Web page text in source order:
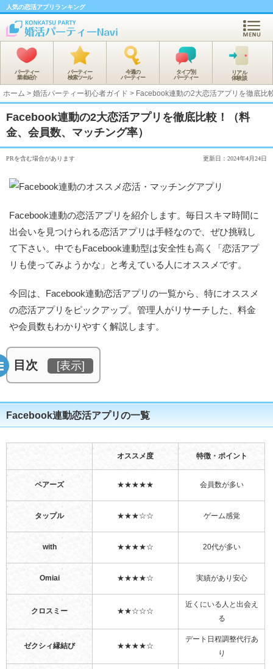
人気の恋活アプリランキング
パーティー
業者紹介
パーティー
検索ツール
今週の
パーティー
タイプ別
パーティー
リアル
体験談
ホーム > 婚活パーティー初心者ガイド > Facebook連動の2大恋活アプリを徹底比
Facebook連動の2大恋活アプリを徹底比較！（料
金、会員数、マッチング率）
PRを含む場合があります 更新日：2024年4月24日
Facebook連動の恋活アプリを紹介します。毎日スキマ時間に
出会いを見つけられる恋活アプリは手軽なので、ぜひ挑戦し
て下さい。中でもFacebook連動型は安全性も高く「恋活アプ
リも使ってみようかな」と考えている人にオススメです。
今回は、Facebook連動恋活アプリの一覧から、特にオススメ
の恋活アプリをピックアップ。管理人がリサーチした、料金
や会員数もわかりやすく解説します。
目次 [表示]
Facebook連動恋活アプリの一覧
オススメ度 特徴・ポイント
ペアーズ ★★★★★ 会員数が多い
タップル ★★★☆☆ ゲーム感覚
with ★★★★☆ 20代が多い
Omiai ★★★★☆ 実績があり安心
クロスミー ★★☆☆☆
近くにいる人と出会え
る
ゼクシィ縁結び ★★★★☆
デート日程調整代行あ
り